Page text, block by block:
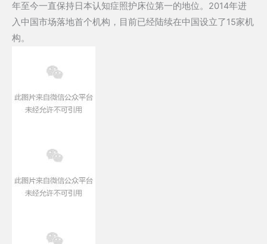
年至今一直保持日本认知症照护床位第一的地位。2014年进
入中国市场落地首个机构，目前已经陆续在中国设立了15家机
构。